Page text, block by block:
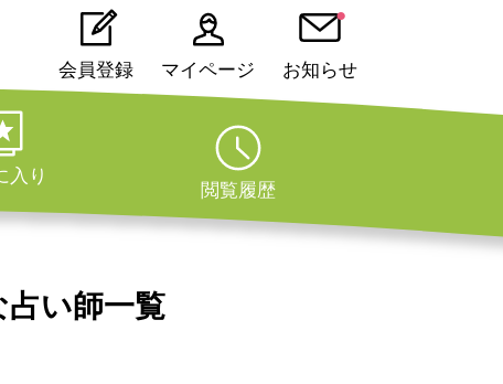
お知らせ
マイページ
会員登録
入り
閲覧履歴
い師一覧